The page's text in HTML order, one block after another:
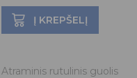
Į KREPŠELĮ
Atraminis rutulinis guolis